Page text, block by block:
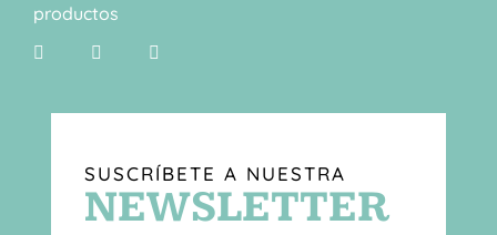
productos
SUSCRÍBETE A NUESTRA
NEWSLETTER